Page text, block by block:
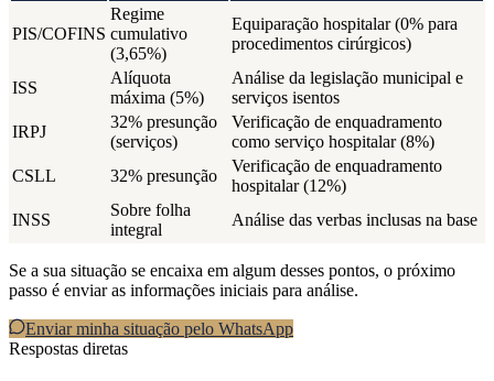
PIS/COFINS
Regime
cumulativo
(3,65%)
Equiparação hospitalar (0% para
procedimentos cirúrgicos)
ISS
Alíquota
máxima (5%)
Análise da legislação municipal e
serviços isentos
IRPJ
32% presunção
(serviços)
Verificação de enquadramento
como serviço hospitalar (8%)
CSLL
32% presunção
Verificação de enquadramento
hospitalar (12%)
INSS
Sobre folha
integral
Análise das verbas inclusas na base
Se a sua situação se encaixa em algum desses pontos, o próximo
passo é enviar as informações iniciais para análise.
Enviar minha situação pelo WhatsApp
Respostas diretas